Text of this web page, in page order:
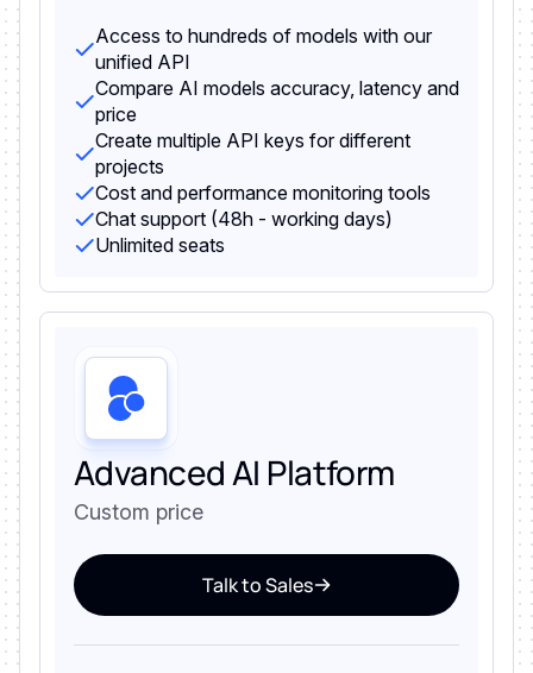
Access to hundreds of models with our
unified API
Compare AI models accuracy, latency and
price
Create multiple API keys for different
projects
Cost and performance monitoring tools
Chat support (48h - working days)
Unlimited seats
Advanced AI Platform
Custom price
Talk to Sales